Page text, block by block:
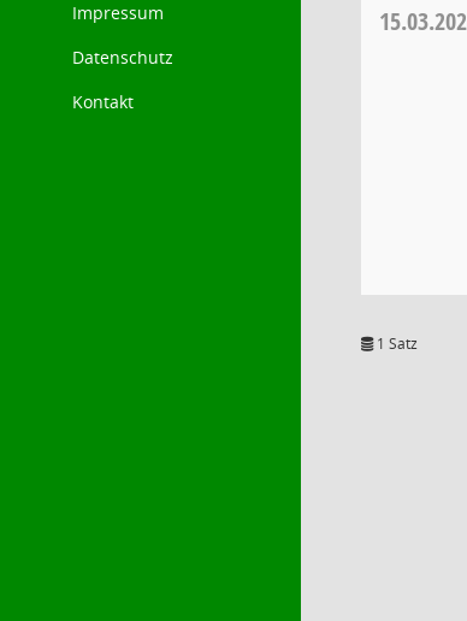
Impressum
Datenschutz
Kontakt
1 Satz